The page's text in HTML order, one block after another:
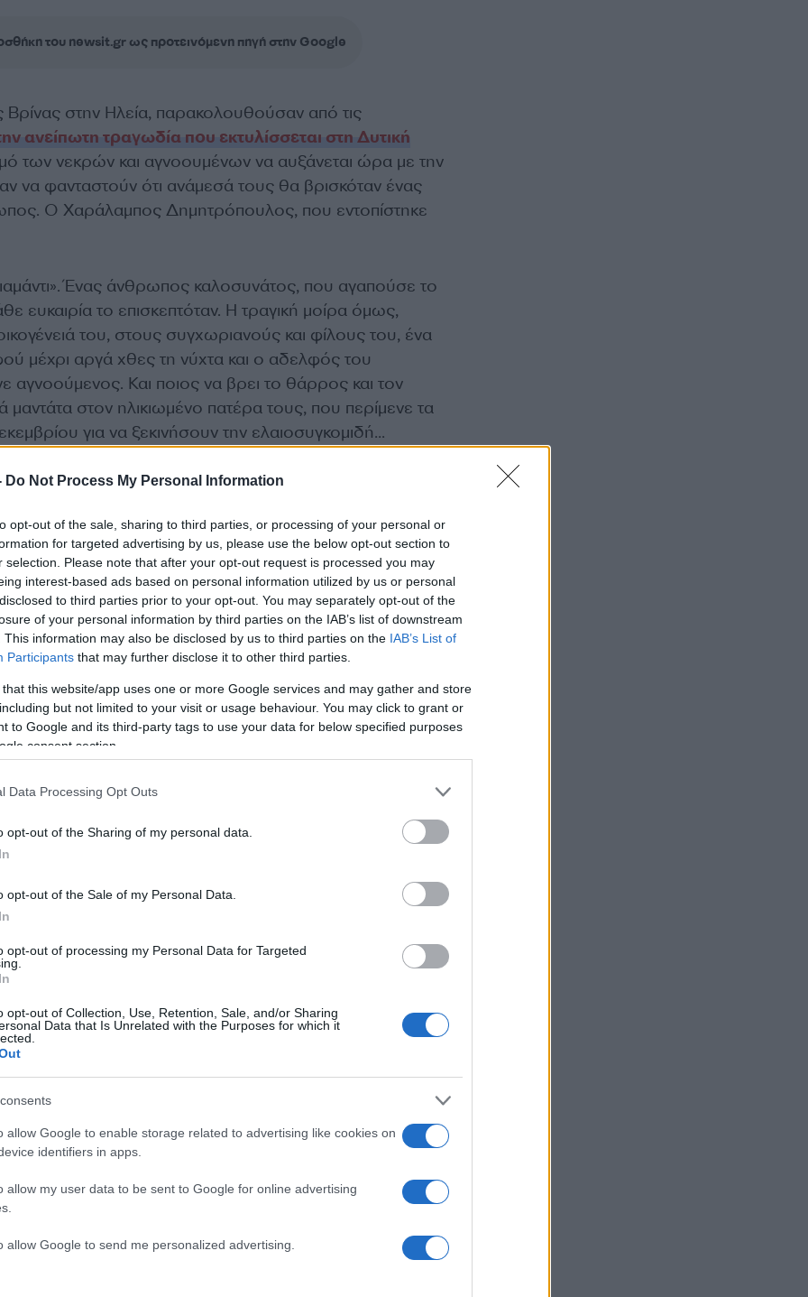
Do Not Process My Personal Information
opt-out of the sale, sharing to third parties, or processing of your personal or
for targeted advertising by us, please use the below opt-out section to
selection. Please note that after your opt-out request is processed you may
interest-based ads based on personal information utilized by us or personal
to third parties prior to your opt-out. You may separately opt-out of the
of your personal information by third parties on the IAB’s list of downstream
This information may also be disclosed by us to third parties on the IAB’s List of
Participants that may further disclose it to other third parties.
that this website/app uses one or more Google services and may gather and store
but not limited to your visit or usage behaviour. You may click to grant or
to Google and its third-party tags to use your data for below specified purposes
consent section.
Data Processing Opt Outs
opt-out of the Sharing of my personal data.
opt-out of the Sale of my Personal Data.
opt-out of processing my Personal Data for Targeted
opt-out of Collection, Use, Retention, Sale, and/or Sharing
Data that Is Unrelated with the Purposes for which it
allow Google to enable storage related to advertising like cookies on
identifiers in apps.
allow my user data to be sent to Google for online advertising
allow Google to send me personalized advertising.
του newsit.gr ως προτεινόμενη πηγή στην Google
Βρίνας στην Ηλεία, παρακολουθούσαν από τις
ανείπωτη τραγωδία που εκτυλίσσεται στη Δυτική
των νεκρών και αγνοουμένων να αυξάνεται ώρα με την
να φανταστούν ότι ανάμεσά τους θα βρισκόταν ένας
Ο Χαράλαμπος Δημητρόπουλος, που εντοπίστηκε
Ένας άνθρωπος καλοσυνάτος, που αγαπούσε το
ευκαιρία το επισκεπτόταν. Η τραγική μοίρα όμως,
του, στους συγχωριανούς και φίλους του, ένα
μέχρι αργά χθες τη νύχτα και ο αδελφός του
αγνοούμενος. Και ποιος να βρει το θάρρος και τον
μαντάτα στον ηλικιωμένο πατέρα τους, που περίμενε τα
για να ξεκινήσουν την ελαιοσυγκομιδή…
και οι δυο, όταν τελείωσαν το σχολείο έφυγαν
στην Αθήνα. Σπούδασαν, δούλεψαν σκληρά και
Έγιναν χρήσιμοι άνθρωποι στην κοινωνία και
από το δικό του μετερίζι, τους συνανθρώπους τους.
ως τραπεζικός υπάλληλος, πήρε σύνταξη ως
της Ε.Τ.Ε στο Καματερό, ενώ ο άτυχος 54χρονος,